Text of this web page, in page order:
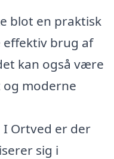
blot en praktisk
effektiv brug af
kan også være
moderne
Ortved er der
sig i